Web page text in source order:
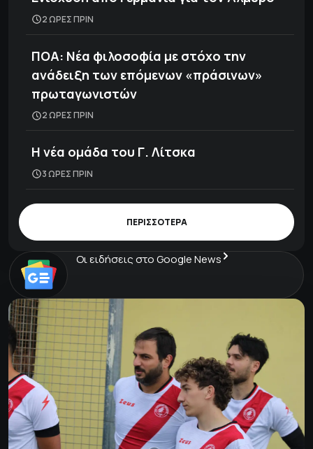
2 ΩΡΕΣ ΠΡΙΝ
ΠΟΑ: Νέα φιλοσοφία με στόχο την
ανάδειξη των επόμενων «πράσινων»
πρωταγωνιστών
2 ΩΡΕΣ ΠΡΙΝ
H νέα ομάδα του Γ. Λίτσκα
3 ΩΡΕΣ ΠΡΙΝ
ΠΕΡΙΣΣΟΤΕΡΑ
Οι ειδήσεις στο Google News